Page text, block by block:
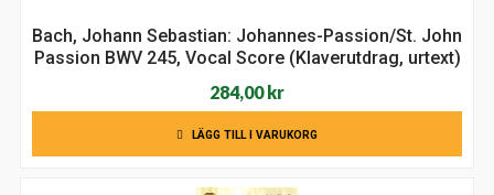
Bach, Johann Sebastian: Johannes-Passion/St. John
Passion BWV 245, Vocal Score (Klaverutdrag, urtext)
284,00 kr
LÄGG TILL I VARUKORG